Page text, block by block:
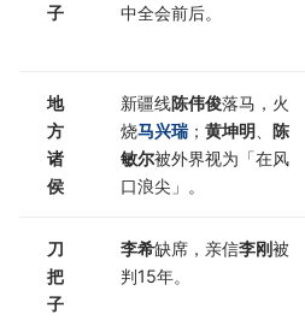
子
中全会前后。
地
方
诸
侯
新疆线陈伟俊落马，火
烧马兴瑞；黄坤明 、陈
敏尔被外界视为「在风
口浪尖」。
刀
把
子
李希缺席，亲信李刚被
判15年。